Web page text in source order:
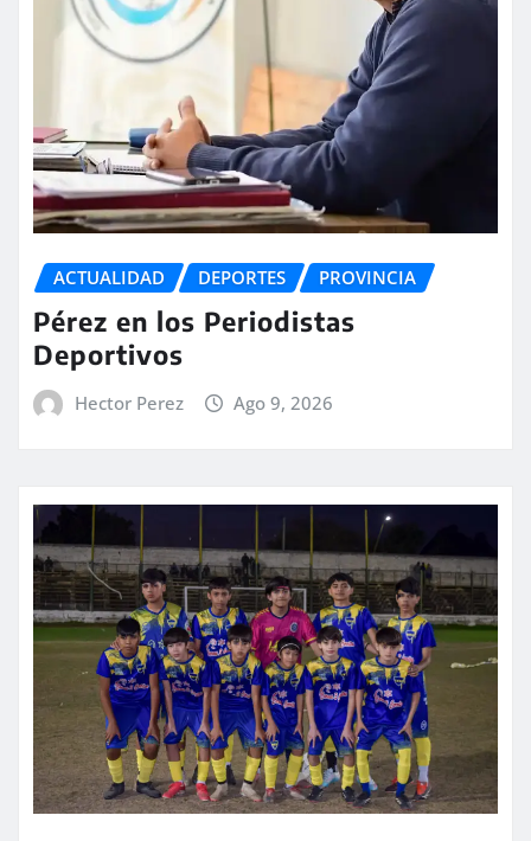
ACTUALIDAD DEPORTES PROVINCIA
Pérez en los Periodistas
Deportivos
Hector Perez Ago 9, 2026